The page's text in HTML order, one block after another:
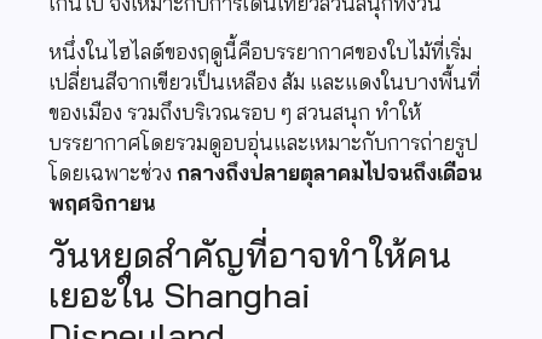
หนึ่งในไฮไลต์ของฤดูนี้คือบรรยากาศของใบไม้ที่เริ่ม
เปลี่ยนสีจากเขียวเป็นเหลือง ส้ม และแดงในบางพื้นที่
ของเมือง รวมถึงบริเวณรอบ ๆ สวนสนุก ทำให้
บรรยากาศโดยรวมดูอบอุ่นและเหมาะกับการถ่ายรูป
โดยเฉพาะช่วง กลางถึงปลายตุลาคมไปจนถึงเดือน
พฤศจิกายน
วันหยุดสำคัญที่อาจทำให้คน
เยอะใน Shanghai